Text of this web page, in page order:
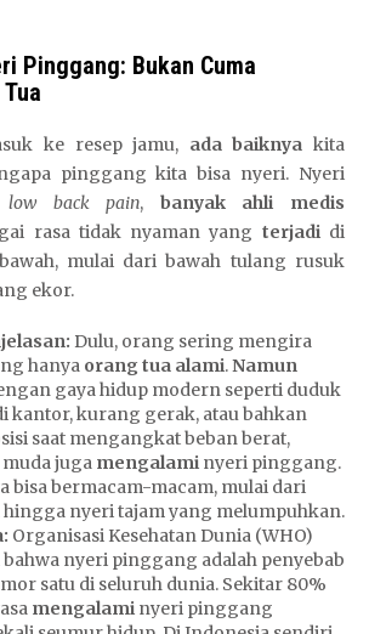
Pinggang: Bukan Cuma
ke resep jamu, ada baiknya kita
pinggang kita bisa nyeri. Nyeri
low back pain, banyak ahli medis
rasa tidak nyaman yang terjadidi
mulai dari bawah tulang rusuk
ekor.
Dulu, orang sering mengira
hanya orang tua alami.Namun
gaya hidup modern seperti duduk
kantor, kurang gerak, atau bahkan
saat mengangkat beban berat,
juga mengalaminyeri pinggang.
bisa bermacam-macam, mulai dari
nyeri tajam yang melumpuhkan.
Organisasi Kesehatan Dunia (WHO)
bahwa nyeri pinggang adalah penyebab
satu di seluruh dunia. Sekitar 80%
mengalaminyeri pinggang